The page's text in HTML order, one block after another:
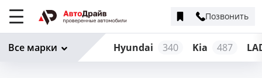
Позвонить
Hyundai 340 Kia 487
Все марки